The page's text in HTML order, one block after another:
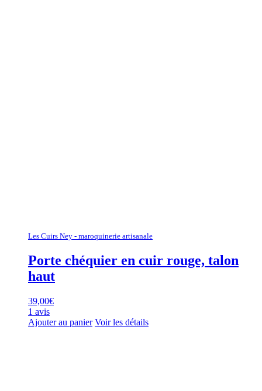
Les Cuirs Ney - maroquinerie artisanale
Porte chéquier en cuir rouge, talon
haut
39,00€
1 avis
Ajouter au panier Voir les détails